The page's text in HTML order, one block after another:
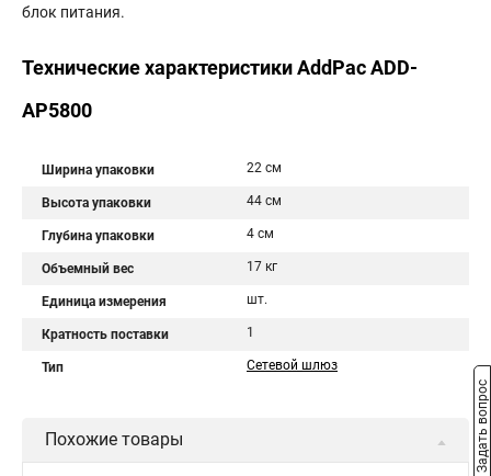
блок питания.
Технические характеристики AddPac ADD-
AP5800
Ширина упаковки 22 см
Высота упаковки 44 см
Глубина упаковки 4 см
Объемный вес 17 кг
Единица измерения шт.
Кратность поставки 1
Тип Сетевой шлюз
Похожие товары Задать вопрос